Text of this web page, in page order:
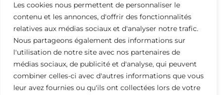
Les cookies nous permettent de personnaliser le
contenu et les annonces, d'offrir des fonctionnalités
relatives aux médias sociaux et d'analyser notre trafic.
Nous partageons également des informations sur
l'utilisation de notre site avec nos partenaires de
médias sociaux, de publicité et d'analyse, qui peuvent
combiner celles-ci avec d'autres informations que vous
leur avez fournies ou qu'ils ont collectées lors de votre
DIAGNOSTIC DE PEAU
NOTRE BLOG
CONDITIONS GÉNÉRALES DE
VENTE